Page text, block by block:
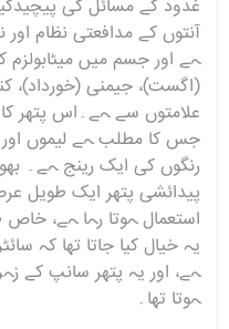
غدود کے مسائل کی
آنتوں کے مدافعتی نظام
(اگست)، جیمنی (خورداد)،
علامتوں سے ہے۔اس پتھر
جس کا مطلب ہے لیموں
رنگوں کی ایک رینج ہے۔
پیدائشی پتھر ایک طویل
استعمال ہوتا رہا ہے، خاص
یہ خیال کیا جاتا تھا کہ
ہے، اور یہ پتھر سانپ کے
ہوتا تھا۔